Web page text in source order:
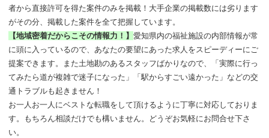
者から直接許可を得た案件のみを掲載！大手企業の掲載数には劣ります
がその分、掲載した案件を全て把握しています。
【地域密着だからこその情報力！】愛知県内の福祉施設の内部情報が常
に頭に入っているので、あなたの要望にあった求人をスピーディーにご
提案できます。また土地勘のあるスタッフばかりなので、「実際に行っ
てみたら道が複雑で迷子になった」「駅からすごい遠かった」などの交
通トラブルも起きません！
お一人お一人にベストな転職をして頂けるように丁寧に対応しておりま
す。もちろん相談だけでも構いません。どうぞお気軽にお問合せ下さ
い。